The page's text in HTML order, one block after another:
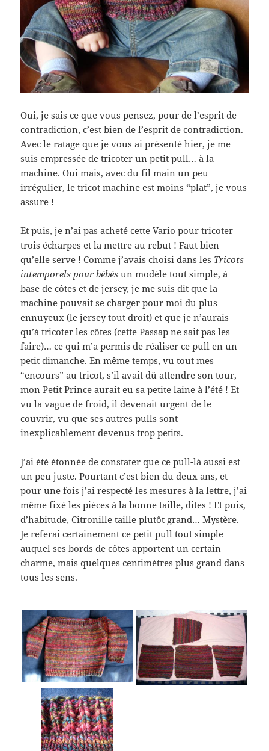
Oui, je sais ce que vous pensez, pour de l’esprit de
contradiction, c’est bien de l’esprit de contradiction.
Avecle ratage que je vous ai présenté hier, je me
suis empressée de tricoter un petit pull… à la
machine. Oui mais, avec du fil main un peu
irrégulier, le tricot machine est moins “plat”, je vous
assure !
Et puis, je n’ai pas acheté cette Vario pour tricoter
trois écharpes et la mettre au rebut ! Faut bien
qu’elle serve ! Comme j’avais choisi dans les Tricots
intemporels pour bébés un modèle tout simple, à
base de côtes et de jersey, je me suis dit que la
machine pouvait se charger pour moi du plus
ennuyeux (le jersey tout droit) et que je n’aurais
qu’à tricoter les côtes (cette Passap ne sait pas les
faire)… ce qui m’a permis de réaliser ce pull en un
petit dimanche. En même temps, vu tout mes
“encours” au tricot, s’il avait dû attendre son tour,
mon Petit Prince aurait eu sa petite laine à l’été ! Et
vu la vague de froid, il devenait urgent de le
couvrir, vu que ses autres pulls sont
inexplicablement devenus trop petits.
J’ai été étonnée de constater que ce pull-là aussi est
un peu juste. Pourtant c’est bien du deux ans, et
pour une fois j’ai respecté les mesures à la lettre, j’ai
même fixé les pièces à la bonne taille, dites ! Et puis,
d’habitude, Citronille taille plutôt grand… Mystère.
Je referai certainement ce petit pull tout simple
auquel ses bords de côtes apportent un certain
charme, mais quelques centimètres plus grand dans
tous les sens.